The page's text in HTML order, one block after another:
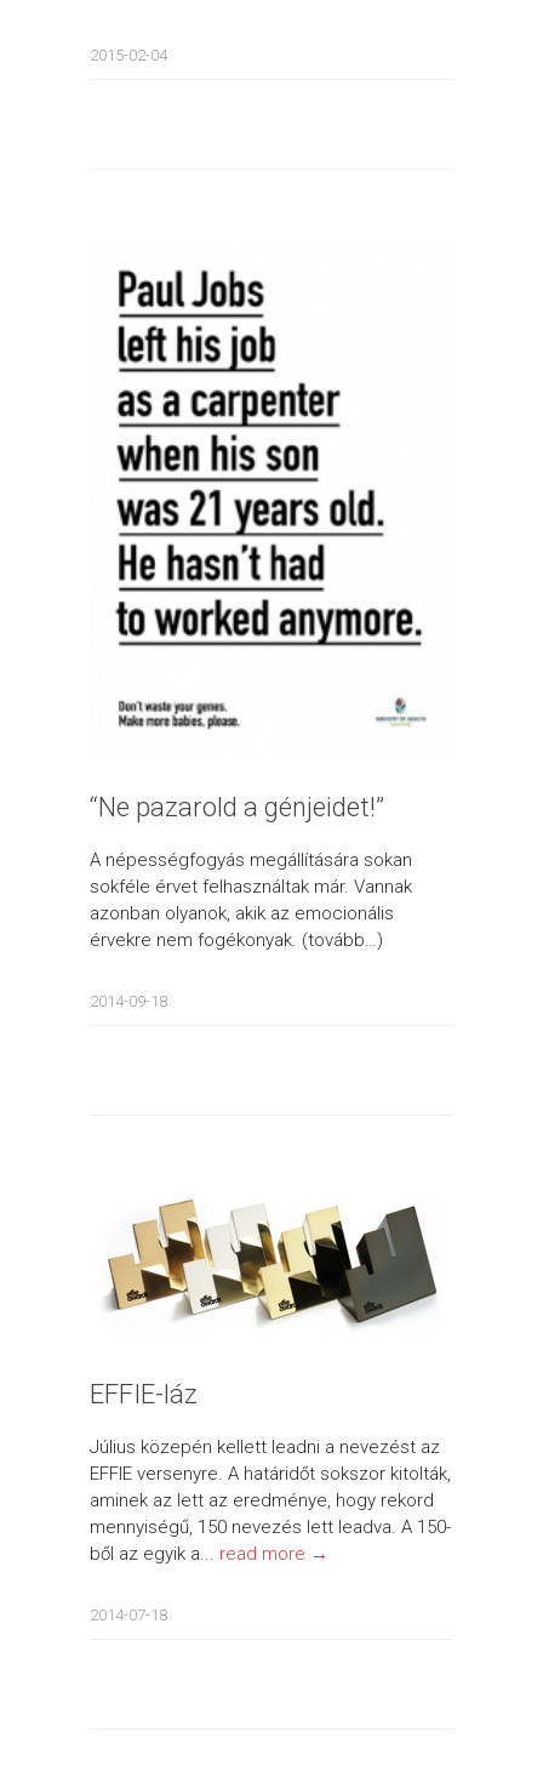
2015-02-04
“Ne pazarold a génjeidet!”
A népességfogyás megállítására sokan
sokféle érvet felhasználtak már. Vannak
azonban olyanok, akik az emocionális
érvekre nem fogékonyak. (tovább…)
2014-09-18
EFFIE-láz
Július közepén kellett leadni a nevezést az
EFFIE versenyre. A határidőt sokszor kitolták,
aminek az lett az eredménye, hogy rekord
mennyiségű, 150 nevezés lett leadva. A 150-
ből az egyik a... read more →
2014-07-18